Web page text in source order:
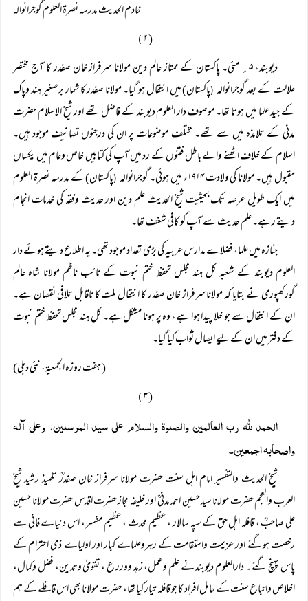
خادم الحدیث مدرسہ نصرۃ العلوم گوجرانوالہ
( ۲
)
دیوبند، ۵؍ مئی۔ پاکستان کے ممتاز عالم دین مولانا سرفراز خان صفدر کا آج مختصر
علالت کے بعد گوجرانوالہ (پاکستان) میں انتقال ہو گیا۔ مولانا صفدر کا شمار برصغیر ہند وپاک
کے جید علما میں ہوتا تھا۔ موصوف دار العلوم دیوبند کے فاضل تھے اور شیخ الاسلام حضرت
مدنی کے تلامذہ میں سے تھے۔ مختلف موضوعات پر ان کی درجنوں تصانیف موجود ہیں۔
اسلام کے خلاف اٹھنے والے باطل فتنوں کے رد میں آپ کی کتابیں خاص وعام میں یکساں
مقبول ہیں۔ مولانا کی ولادت ۱۹۱۴ء میں ہوئی۔ گوجرانوالہ
(پاکستان) کے مدرسہ نصرۃ العلوم
میں ایک طویل عرصہ تک بحیثیت شیخ الحدیث علم دین اور حدیث وفقہ کی خدمات انجام
دیتے رہے۔ علم حدیث سے آپ کو کافی شغف تھا۔
جنازہ میں علما، فضلاے مدارس عربیہ کی بڑی تعداد موجود تھی۔ یہ اطلاع دیتے ہوئے دار
العلوم دیوبند کے شعبہ کل ہند مجلس تحفظ ختم نبوت کے نائب ناظم مولانا شاہ عالم
گورکھپوری نے بتایا کہ مولانا سرفراز خان صفدر کا انتقال ملت کا ناقابل تلافی نقصان ہے۔
ان کے انتقال سے جو خلا پیدا ہوا ہے، وہ پر ہونا مشکل ہے۔ کل ہند مجلس تحفظ ختم نبوت
کے دفتر میں ان کے لیے ایصال ثواب کیا گیا۔
( ہفت روزہ الجمعیۃ، نئی دہلی)
( ۳
)
الحمد للہ رب العالمین والصلوۃ والسلام علی سید المرسلین، وعلی آلہ
واصحابہ اجمعین۔
شیخ الحدیث والتفسیر امام اہل سنت حضرت مولانا سرفراز خان صفدرؒ تلمیذ رشید شیخ
العرب والعجم حضرت مولانا سید حسین احمد مدنیؒ اور خلیفہ مجاز حضرت اقدس حضرت مولانا حسین
علی صاحبؒ ، قافلہ اہل حق کے سپہ سالار ، عظیم محدث ، عظیم مفسر ، اس دنیاے فانی سے
رخصت ہوگئے اور عزیمت واستقامت کے رہروعلماے کبار اور اولیاے ذی احترام کے
پاس پہنچ گئے ۔ دارالعلوم دیوبند نے علم وعمل، زہد وورر ع ، تقویٰ وتدین، فضل وکمال،
اخلاص واتباع سنت کے حامل افراد کا جو قافلہ تیار کیا تھا، حضرت مولانا بھی اس قافلے کے ہم